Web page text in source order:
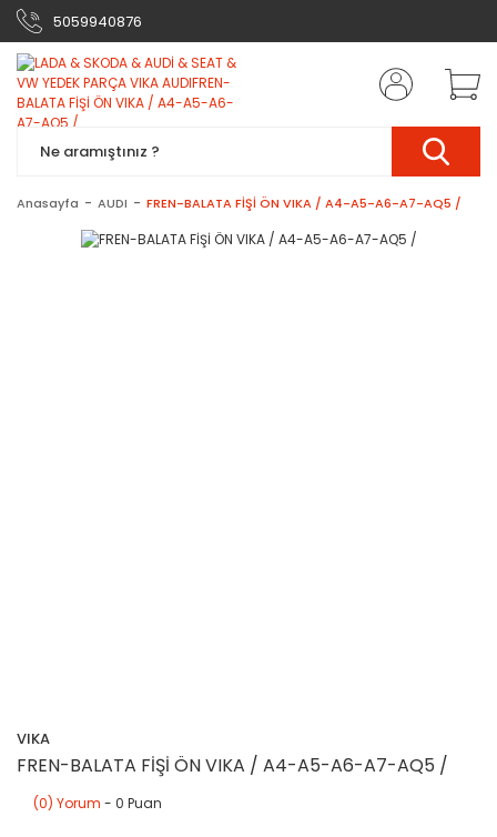
5059940876
Anasayfa AUDI FREN-BALATA FİŞİ ÖN VIKA / A4-A5-A6-A7-AQ5 /
VIKA
FREN-BALATA FİŞİ ÖN VIKA / A4-A5-A6-A7-AQ5 /
(0) Yorum - 0 Puan